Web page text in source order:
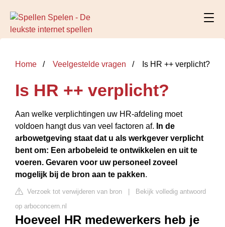
Home Veelgestelde vragen Is HR ++ verplicht?
Is HR ++ verplicht?
Aan welke verplichtingen uw HR-afdeling moet
voldoen hangt dus van veel factoren af. In de
arbowetgeving staat dat u als werkgever verplicht
bent om: Een arbobeleid te ontwikkelen en uit te
voeren. Gevaren voor uw personeel zoveel
mogelijk bij de bron aan te pakken.
Verzoek tot verwijderen van bron
Bekijk volledig antwoord
op arboconcern.nl
Hoeveel HR medewerkers heb je